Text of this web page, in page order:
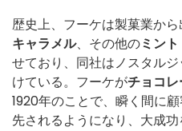
歴史上、フーケは製菓業から
キャラメル、その他のミン
せており、同社はノスタル
けている。フーケがチョコ
1920年のことで、瞬く間に
先されるようになり、大成功